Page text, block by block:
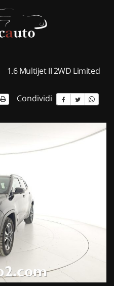
1.6 Multijet II 2WD Limited
Condividi